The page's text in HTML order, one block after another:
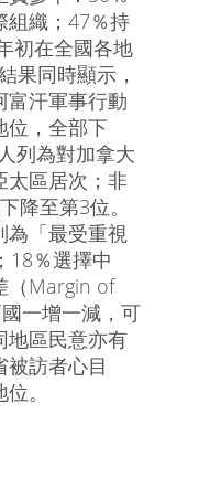
組織；47％持
初在全國各地
果同時顯示，
富汗軍事行動
位，全部下
列為對加拿大
太區居次；非
降至第3位。
為「最受重視
18％選擇中
（Margin of
一增一減，可
地區民意亦有
訪者心目
。